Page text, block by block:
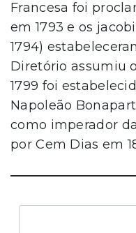
Francesa foi
em 1793 e os
1794)
Diretório assumiu
1799 foi
Napoleão
como imperador da
por Cem Dias em